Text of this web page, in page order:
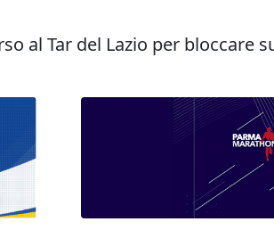
al Tar del Lazio per bloccare